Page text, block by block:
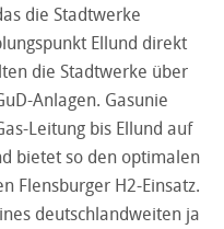
die Stadtwerke
Ellund direkt
die Stadtwerke über
Anlagen. Gasunie
Leitung bis Ellund auf
bietet so den optimalen
Flensburger H2-Einsatz.
deutschlandweiten ja